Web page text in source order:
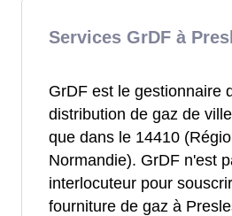
Services GrDF à
GrDF est le gestionnaire
distribution de gaz de
que dans le 14410
Normandie). GrDF n'est
interlocuteur pour
fourniture de gaz à